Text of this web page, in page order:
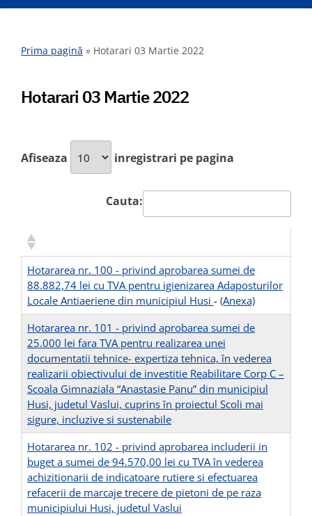
Prima pagină » Hotarari 03 Martie 2022
Hotarari 03 Martie 2022
Afiseaza inregistrari pe pagina
Cauta:
Hotararea nr. 100 - privind aprobarea sumei de
88.882,74 lei cu TVA pentru igienizarea Adaposturilor
Locale Antiaeriene din municipiul Husi - (Anexa)
Hotararea nr. 101 - privind aprobarea sumei de
25.000 lei fara TVA pentru realizarea unei
documentatii tehnice- expertiza tehnica, în vederea
realizarii obiectivului de investitie Reabilitare Corp C –
Scoala Gimnaziala “Anastasie Panu” din municipiul
Husi, judetul Vaslui, cuprins în proiectul Scoli mai
sigure, incluzive si sustenabile
Hotararea nr. 102 - privind aprobarea includerii in
buget a sumei de 94.570,00 lei cu TVA în vederea
achizitionarii de indicatoare rutiere si efectuarea
refacerii de marcaje trecere de pietoni de pe raza
municipiului Husi, judetul Vaslui